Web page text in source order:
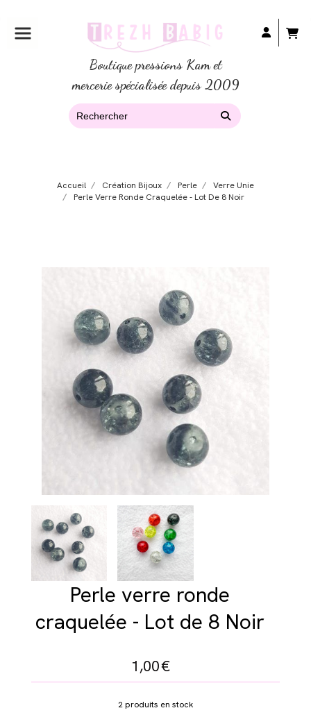
Boutique pressions Kam et
mercerie spécialisée depuis 2009
Accueil Création Bijoux Perle
Verre Unie
Perle Verre Ronde Craquelée - Lot De 8 Noir
Perle verre ronde
craquelée - Lot de 8 Noir
1,00€
2produits en stock